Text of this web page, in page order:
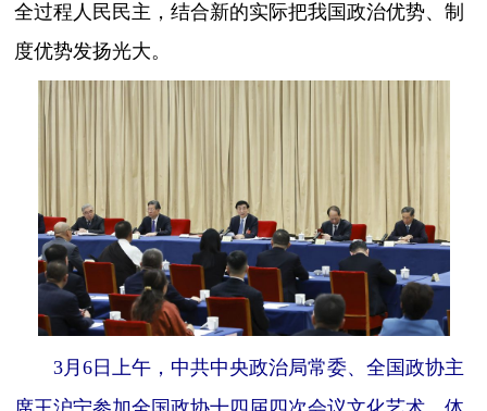
全过程人民民主，结合新的实际把我国政治优势、制
度优势发扬光大。
3月6日上午，中共中央政治局常委、全国政协主